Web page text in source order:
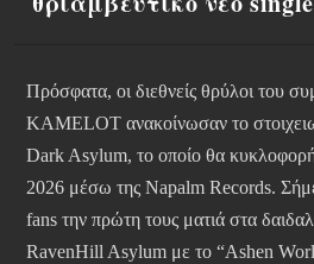
Πρόσφατα, οι διεθνείς θρύλοι του
KAMELOT ανακοίνωσαν το
Dark Asylum, το οποίο θα
2026 μέσω της Napalm Records.
fans την πρώτη τους ματιά στα
RavenHill Asylum με το “Ashen